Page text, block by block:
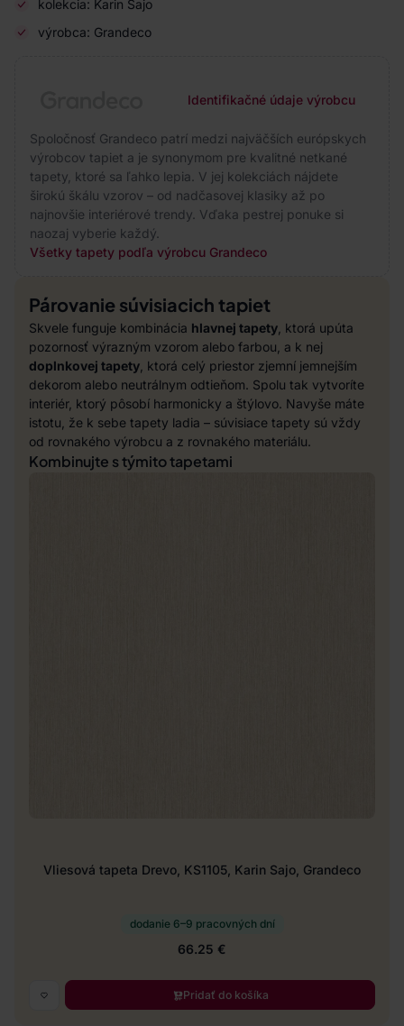
kolekcia: Karin Sajo
výrobca: Grandeco
Identifikačné údaje výrobcu
Spoločnosť Grandeco patrí medzi najväčších európskych
výrobcov tapiet a je synonymom pre kvalitné netkané
tapety, ktoré sa ľahko lepia. V jej kolekciách nájdete
širokú škálu vzorov – od nadčasovej klasiky až po
najnovšie interiérové trendy. Vďaka pestrej ponuke si
naozaj vyberie každý.
Všetky tapety podľa výrobcu Grandeco
Párovanie súvisiacich tapiet
Skvele funguje kombinácia hlavnej tapety , ktorá upúta
pozornosť výrazným vzorom alebo farbou, a k nej
doplnkovej tapety , ktorá celý priestor zjemní jemnejším
dekorom alebo neutrálnym odtieňom. Spolu tak vytvoríte
interiér, ktorý pôsobí harmonicky a štýlovo. Navyše máte
istotu, že k sebe tapety ladia – súvisiace tapety sú vždy
od rovnakého výrobcu a z rovnakého materiálu.
Kombinujte s týmito tapetami
Vliesová tapeta Drevo, KS1105, Karin Sajo, Grandeco
dodanie 6–9 pracovných dní
66.25 €
Pridať do košíka